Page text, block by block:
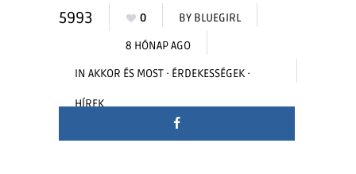
5993 0 BY BLUEGIRL
8 HÓNAP AGO
IN AKKOR ÉS MOST · ÉRDEKESSÉGEK ·
HÍREK